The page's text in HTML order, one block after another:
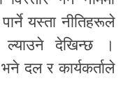
यस्ता नीतिहरूले
ल्याउने देखिन्छ ।
दल र कार्यकर्ताले